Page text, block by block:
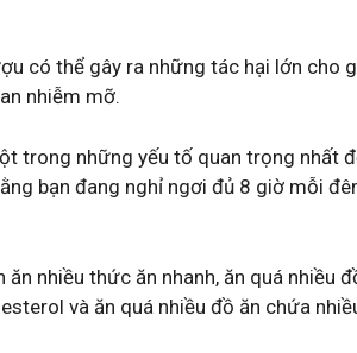
có thể gây ra những tác hại lớn cho
nhiễm mỡ.
trong những yếu tố quan trọng nhất
bạn đang nghỉ ngơi đủ 8 giờ mỗi
nhiều thức ăn nhanh, ăn quá nhiều
và ăn quá nhiều đồ ăn chứa